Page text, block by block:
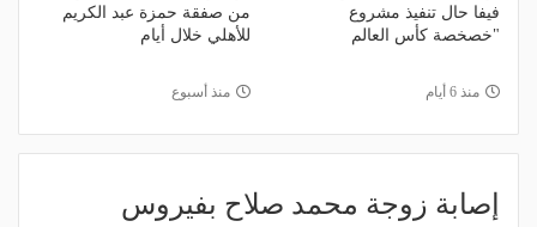
فيفا حال تنفيذ مشروع
"خصخصة كأس العالم
منذ 6 أيام
من صفقة حمزة عبد الكريم
للأهلي خلال أيام
منذ أسبوع
إصابة زوجة محمد صلاح بفيروس